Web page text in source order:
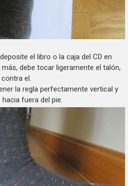
el libro o la caja del CD en
debe tocar ligeramente el talón,
el.
la regla perfectamente vertical y
fuera del pie.